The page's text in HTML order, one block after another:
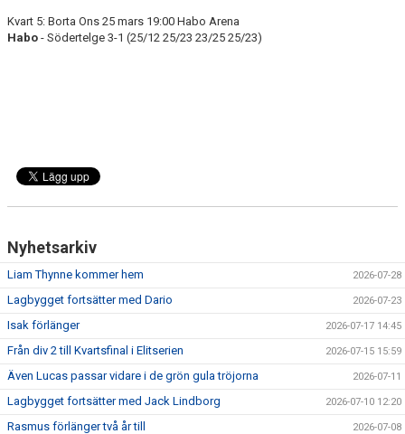
Kvart 5: Borta Ons 25 mars 19:00 Habo Arena
Habo - Södertelge 3-1 (25/12 25/23 23/25 25/23)
Nyhetsarkiv
Liam Thynne kommer hem 2026-07-28
Lagbygget fortsätter med Dario 2026-07-23
Isak förlänger 2026-07-17 14:45
Från div 2 till Kvartsfinal i Elitserien 2026-07-15 15:59
Även Lucas passar vidare i de grön gula tröjorna 2026-07-11
Lagbygget fortsätter med Jack Lindborg 2026-07-10 12:20
Rasmus förlänger två år till 2026-07-08